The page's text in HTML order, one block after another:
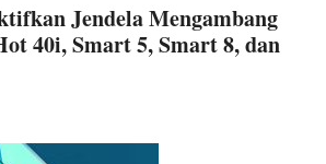
Jendela Mengambang
40i, Smart 5, Smart 8, dan